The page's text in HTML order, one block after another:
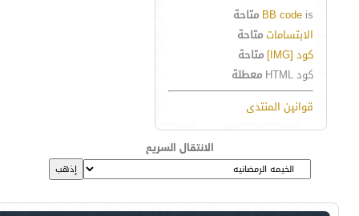
BB code is
متاحة
الابتساماتمتاحة
كود [IMG]
متاحة
كود HTML
معطلة
قوانين المنتدى
الانتقال السريع